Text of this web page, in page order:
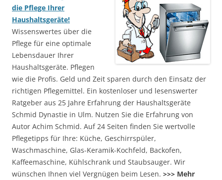
die Pflege Ihrer
Haushaltsgeräte!
Wissenswertes über die
Pflege für eine optimale
Lebensdauer Ihrer
Haushaltsgeräte. Pflegen
wie die Profis. Geld und Zeit sparen durch den Einsatz der
richtigen Pflegemittel. Ein kostenloser und lesenswerter
Ratgeber aus 25 Jahre Erfahrung der Haushaltsgeräte
Schmid Dynastie in Ulm. Nutzen Sie die Erfahrung von
Autor Achim Schmid. Auf 24 Seiten finden Sie wertvolle
Pflegetipps für Ihre: Küche, Geschirrspüler,
Waschmaschine, Glas-Keramik-Kochfeld, Backofen,
Kaffeemaschine, Kühlschrank und Staubsauger. Wir
wünschen Ihnen viel Vergnügen beim Lesen. >>> Mehr